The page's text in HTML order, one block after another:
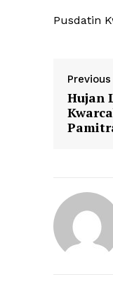
Pusdatin
Hujan